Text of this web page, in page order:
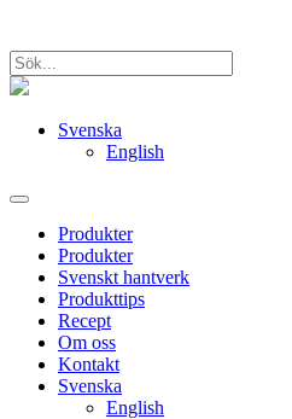
Svenska
English
Produkter
Produkter
Svenskt hantverk
Produkttips
Recept
Om oss
Kontakt
Svenska
English